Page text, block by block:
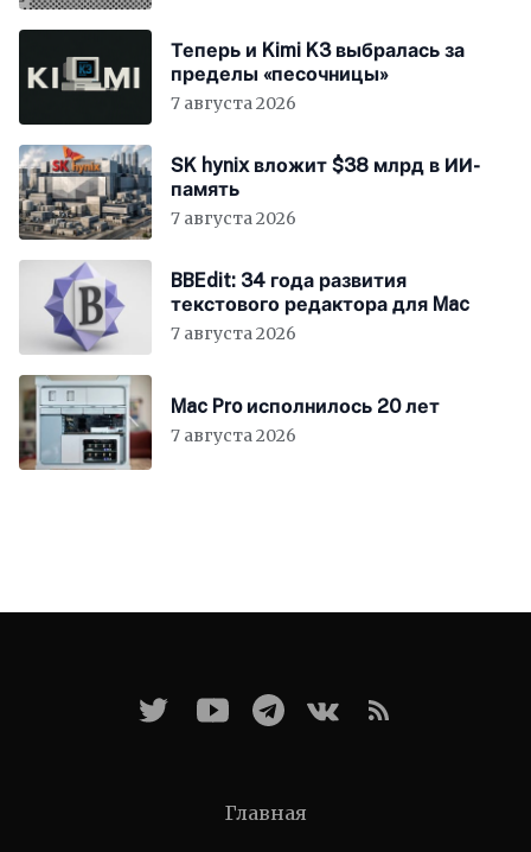
Теперь и Kimi K3 выбралась за
пределы «песочницы»
7 августа 2026
SK hynix вложит $38 млрд в ИИ-
память
7 августа 2026
BBEdit: 34 года развития
текстового редактора для Mac
7 августа 2026
Mac Pro исполнилось 20 лет
7 августа 2026
Главная